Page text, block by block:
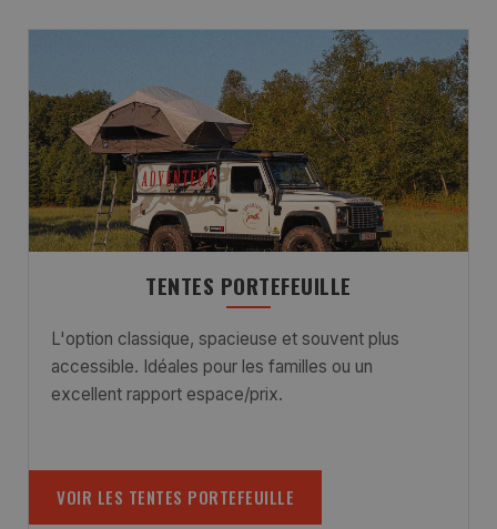
TENTES PORTEFEUILLE
L'option classique, spacieuse et souvent plus
accessible. Idéales pour les familles ou un
excellent rapport espace/prix.
VOIR LES TENTES PORTEFEUILLE